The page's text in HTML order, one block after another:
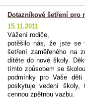
Dotazníkové šetření pro
15.11.2011
Vážení rodiče,
potěšilo nás, že jste se
šetření zaměřeného na
dítěte do nové školy.
tímto způsobem se
podmínky pro Vaše
poskytuje vedení školy,
cennou zpětnou vazbu.